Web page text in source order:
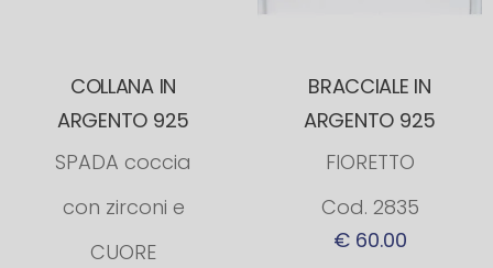
COLLANA IN
ARGENTO 925
SPADA coccia
con zirconi e
CUORE
BRACCIALE IN
ARGENTO 925
FIORETTO
Cod. 2835
€ 60.00